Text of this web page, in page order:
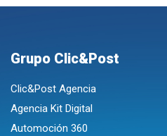
Grupo Clic&Post
Clic&Post Agencia
Agencia Kit Digital
Automoción 360